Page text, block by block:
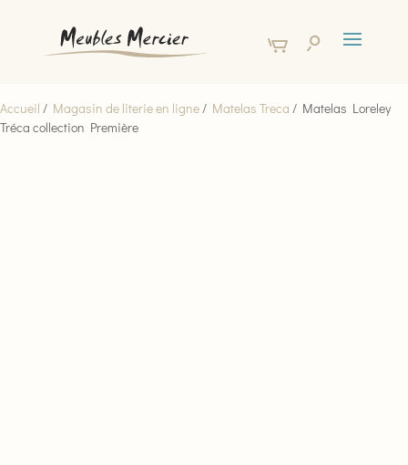
Accueil / Magasin de literie en ligne/ Matelas Treca / Matelas Loreley
Tréca collection Première